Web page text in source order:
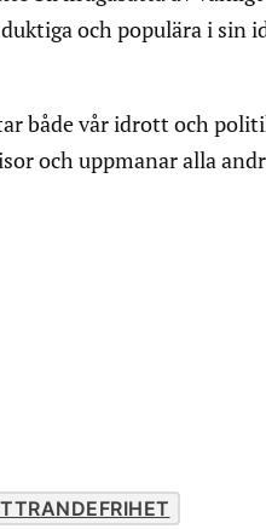
och populära i sin
både vår idrott och
och uppmanar alla